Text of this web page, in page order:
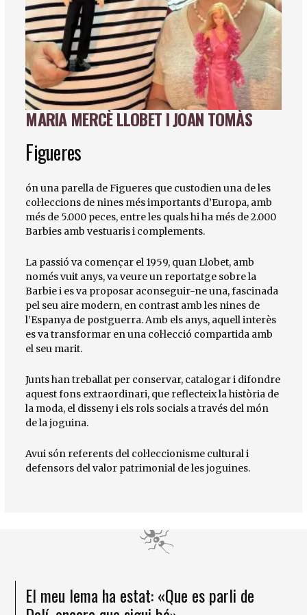
Diapositiva 1 de 1
MARIA MERCÈ LLOBET I JOAN TOMÀS
Figueres
ón una parella de Figueres que custodien una de les
col·leccions de nines més importants d’Europa, amb
més de 5.000 peces, entre les quals hi ha més de 2.000
Barbies amb vestuaris i complements.
La passió va començar el 1959, quan Llobet, amb
només vuit anys, va veure un reportatge sobre la
Barbie i es va proposar aconseguir-ne una, fascinada
pel seu aire modern, en contrast amb les nines de
l’Espanya de postguerra. Amb els anys, aquell interès
es va transformar en una col·lecció compartida amb
el seu marit.
Junts han treballat per conservar, catalogar i difondre
aquest fons extraordinari, que reflecteix la història de
la moda, el disseny i els rols socials a través del món
de la joguina.
Avui són referents del col·leccionisme cultural i
defensors del valor patrimonial de les joguines.
El meu lema ha estat: «Que es parli de